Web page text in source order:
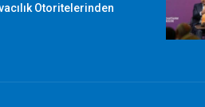
Otoritelerinden